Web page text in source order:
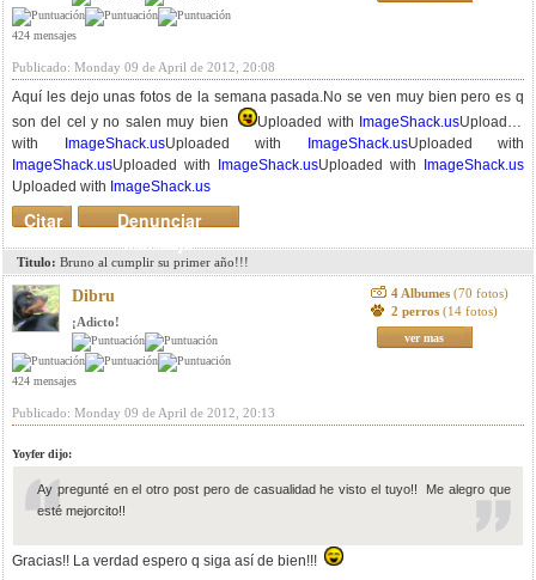
424 mensajes
Publicado: Monday 09 de April de 2012, 20:08
Aquí les dejo unas fotos de la semana pasada.No se ven muy bien pero es q
son del cel y no salen muy bien
Uploaded with ImageShack.usUploaded
with
ImageShack.usUploaded with ImageShack.usUploaded with
ImageShack.usUploaded with ImageShack.usUploaded with
ImageShack.us
Uploaded with ImageShack.us
Denunciar
mensaje
Citar
Titulo: Bruno al cumplir su primer año!!!
Dibru
¡Adicto!
424 mensajes
4 Albumes (70 fotos)
2 perros (14 fotos)
ver mas
Publicado: Monday 09 de April de 2012, 20:13
Yoyfer dijo:
Ay pregunté en el otro post pero de casualidad he visto el tuyo!! Me alegro que
esté mejorcito!!
Gracias!! La verdad espero q siga así de bien!!!